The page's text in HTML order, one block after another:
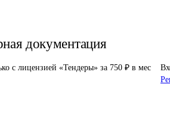
документация
с лицензией «Тендеры» за 750 ₽ в мес